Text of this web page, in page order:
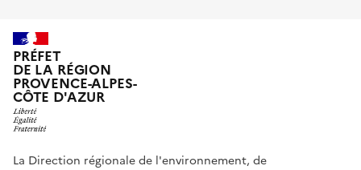
PRÉFET
DE LA RÉGION
PROVENCE-ALPES-
CÔTE D'AZUR
La Direction régionale de l'environnement, de